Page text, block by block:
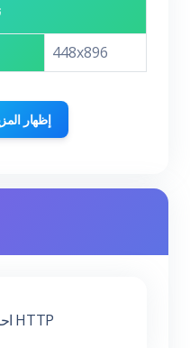
448x896
إظهار
احصل على رؤوس HTTP